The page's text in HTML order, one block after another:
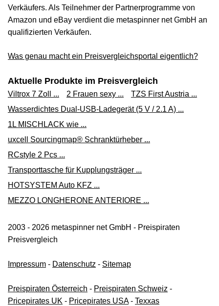
Verkäufers. Als Teilnehmer der Partnerprogramme von
Amazon und eBay verdient die metaspinner net GmbH an
qualifizierten Verkäufen.
Was genau macht ein Preisvergleichsportal eigentlich?
Aktuelle Produkte im Preisvergleich
Viltrox 7 Zoll ... 2 Frauen sexy ...
TZS First Austria ...
Wasserdichtes Dual-USB-Ladegerät (5 V / 2.1 A) ...
1L MISCHLACK wie ...
uxcell Sourcingmap® Schranktürheber ...
RCstyle 2 Pcs ...
Transporttasche für Kupplungsträger ...
HOTSYSTEM Auto KFZ ...
MEZZO LONGHERONE ANTERIORE ...
2003 - 2026 metaspinner net GmbH - Preispiraten
Preisvergleich
Impressum - Datenschutz - Sitemap
Preispiraten Österreich - Preispiraten Schweiz -
Pricepirates UK - Pricepirates USA- Texxas